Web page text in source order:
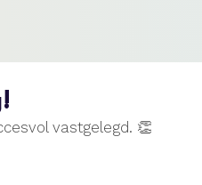
vastgelegd. 👏